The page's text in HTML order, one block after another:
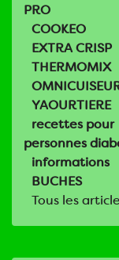
PRO
COOKEO
EXTRA CRISP
THERMOMIX
YAOURTIERE
recettes pour
personnes
informations
BUCHES
Tous les